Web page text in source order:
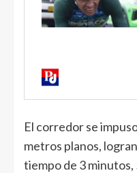
El corredor se
metros planos,
tiempo de 3 minutos,